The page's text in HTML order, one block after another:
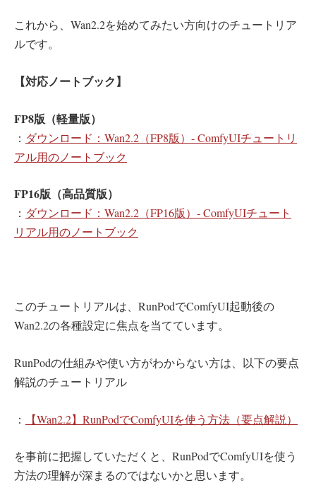
これから、Wan2.2を始めてみたい方向けのチュートリア
ルです。
【対応ノートブック】
FP8版（軽量版）
： ダウンロード：Wan2.2（FP8版）- ComfyUIチュートリ
アル用のノートブック
FP16版（高品質版）
： ダウンロード：Wan2.2（FP16版）- ComfyUIチュート
リアル用のノートブック
このチュートリアルは、RunPodでComfyUI起動後の
Wan2.2の各種設定に焦点を当てています。
RunPodの仕組みや使い方がわからない方は、以下の要点
解説のチュートリアル
： 【Wan2.2】RunPodでComfyUIを使う方法（要点解説）
を事前に把握していただくと、RunPodでComfyUIを使う
方法の理解が深まるのではないかと思います。